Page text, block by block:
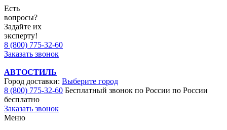
Есть
вопросы?
Задайте их
эксперту!
8 (800) 775-32-60
Заказать звонок
АВТОСТИЛЬ
Город доставки: Выберите город
8 (800) 775-32-60 Бесплатный звонок по России по России
бесплатно
Заказать звонок
Меню